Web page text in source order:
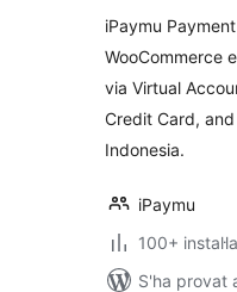
iPaymu
WooCommerce
via Virtual
Credit Card,
Indonesia.
iPaymu
100+
S'ha provat